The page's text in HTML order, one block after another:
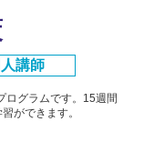
講師
グラムです。 15週間
ができます。